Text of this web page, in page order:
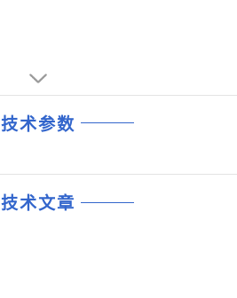
技术参数
技术文章